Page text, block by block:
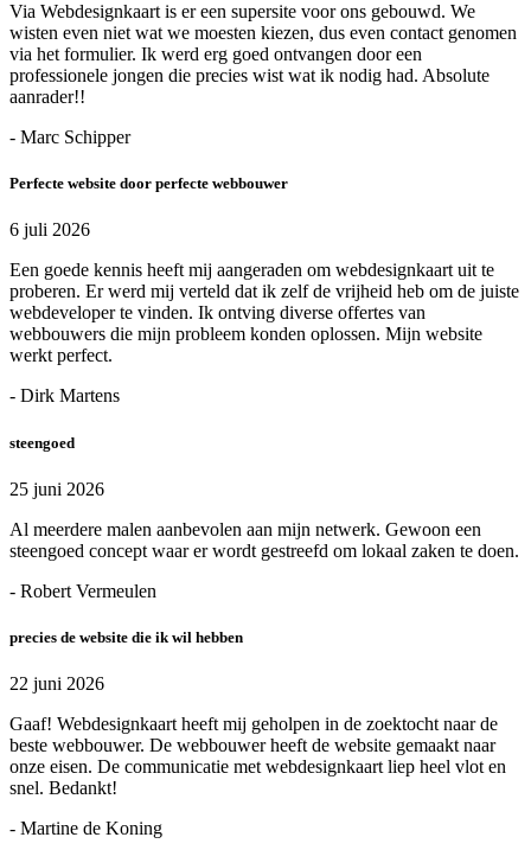
Via Webdesignkaart is er een supersite voor ons gebouwd. We
wisten even niet wat we moesten kiezen, dus even contact genomen
via het formulier. Ik werd erg goed ontvangen door een
professionele jongen die precies wist wat ik nodig had. Absolute
aanrader!!
- Marc Schipper
Perfecte website door perfecte webbouwer
6 juli 2026
Een goede kennis heeft mij aangeraden om webdesignkaart uit te
proberen. Er werd mij verteld dat ik zelf de vrijheid heb om de juiste
webdeveloper te vinden. Ik ontving diverse offertes van
webbouwers die mijn probleem konden oplossen. Mijn website
werkt perfect.
- Dirk Martens
steengoed
25 juni 2026
Al meerdere malen aanbevolen aan mijn netwerk. Gewoon een
steengoed concept waar er wordt gestreefd om lokaal zaken te doen.
- Robert Vermeulen
precies de website die ik wil hebben
22 juni 2026
Gaaf! Webdesignkaart heeft mij geholpen in de zoektocht naar de
beste webbouwer. De webbouwer heeft de website gemaakt naar
onze eisen. De communicatie met webdesignkaart liep heel vlot en
snel. Bedankt!
- Martine de Koning